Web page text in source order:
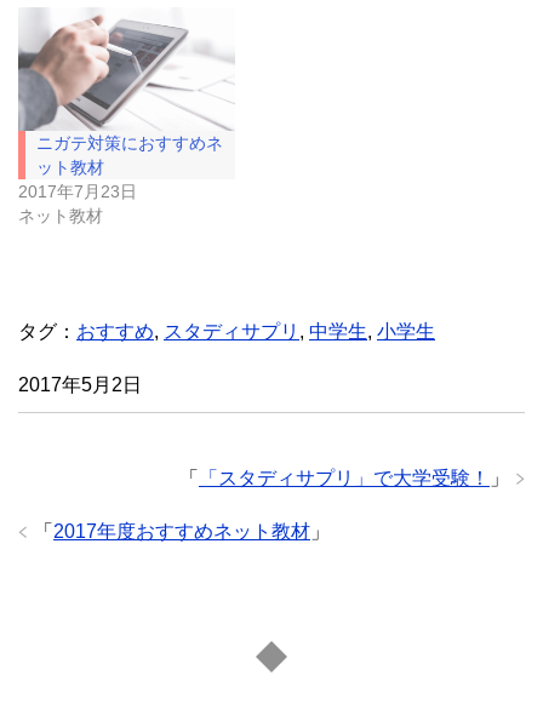
ィ
ン
ド
ウ
で
開
き
ま
す
)
く
だ
さ
い
(
新
し
ウ
ド
ニガテ対策におすすめネ
ット教材
2017年7月23日
ネット教材
タグ： おすすめ, スタディサプリ , 中学生, 小学生
2017年5月2日
「 「スタディサプリ」で大学受験！ 」
「 2017年度おすすめネット教材 」